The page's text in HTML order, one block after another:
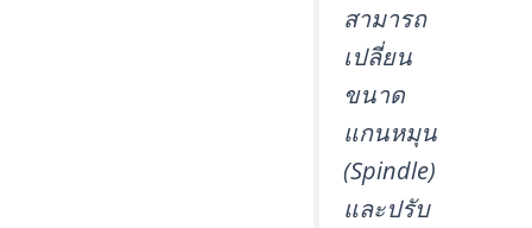
สามารถ
เปลี่ยน
ขนาด
แกนหมุน
(Spindle)
และปรับ